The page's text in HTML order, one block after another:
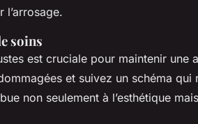
l’arrosage.
soins
est cruciale pour maintenir une
et suivez un schéma
non seulement à l’esthétique